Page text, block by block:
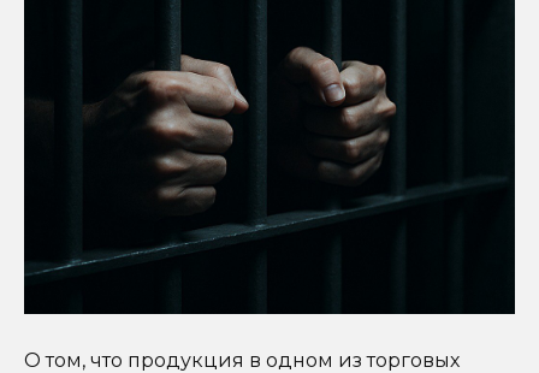
О том, что продукция в одном из торговых